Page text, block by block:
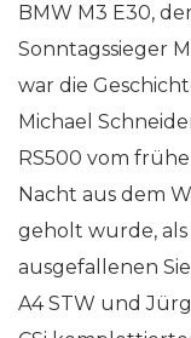
BMW M3 E30,
Sonntagssieger
war die
Michael
RS500 vom
Nacht aus dem
geholt wurde, als
ausgefallenen
A4 STW und